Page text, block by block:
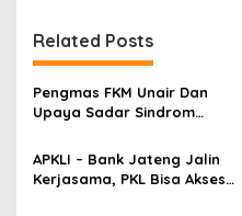
t
n
a
v
i
g
Related Posts
Pengmas FKM Unair Dan
Upaya Sadar Sindrom
APKLI – Bank Jateng Jalin
Kerjasama, PKL Bisa Akses